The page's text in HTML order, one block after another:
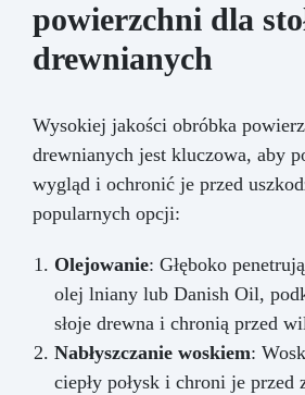
powierzchni dla
drewnianych
Wysokiej jakości obróbka
drewnianych jest kluczowa, aby
wygląd i ochronić je przed
popularnych opcji:
Olejowanie: Głęboko
olej lniany lub Danish Oil,
słoje drewna i chronią przed
Nabłyszczanie woskiem:
ciepły połysk i chroni je przed